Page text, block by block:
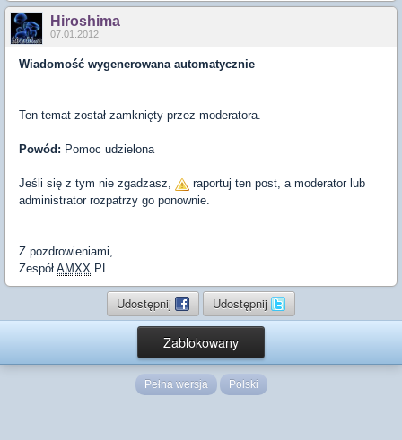
Hiroshima
07.01.2012
Wiadomość wygenerowana automatycznie
Ten temat został zamknięty przez moderatora.
Powód: Pomoc udzielona
Jeśli się z tym nie zgadzasz,
raportuj ten post, a moderator lub
administrator rozpatrzy go ponownie.
Z pozdrowieniami,
Zespół AMXX.PL
Udostępnij Udostępnij
Zablokowany
Pełna wersja Polski